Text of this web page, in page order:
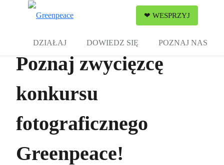
❤ WESPRZYJ
DZIAŁAJ DOWIEDZ SIĘ POZNAJ NAS
Poznaj zwycięzcę
konkursu
fotograficznego
Greenpeace!